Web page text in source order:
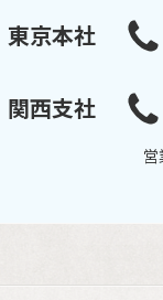
東京本社
関西支社
営